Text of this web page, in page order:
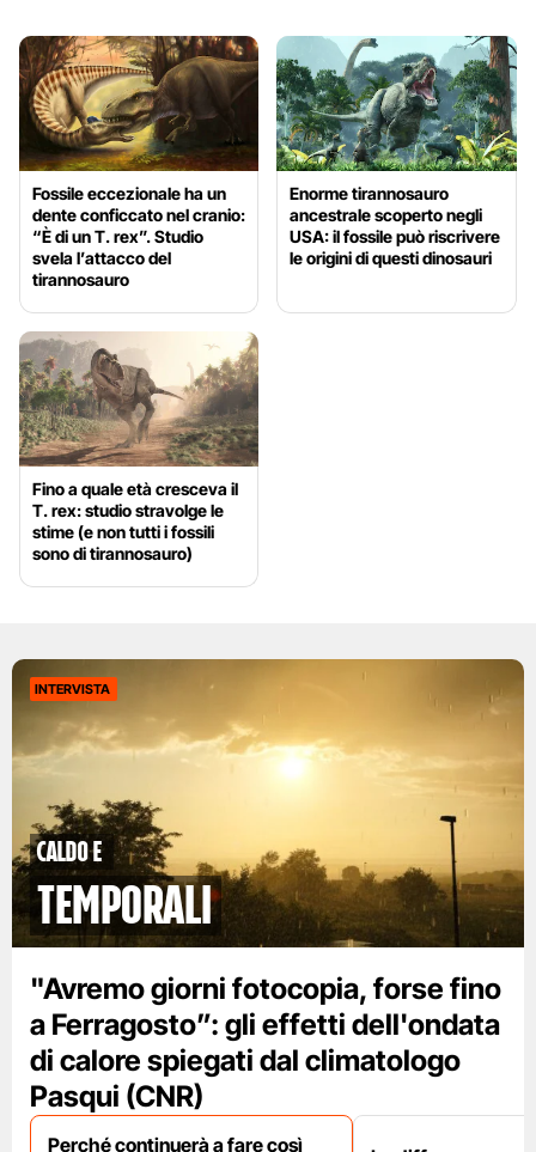
Fossile eccezionale ha un
dente conficcato nel cranio:
“È di un T. rex”. Studio
svela l’attacco del
tirannosauro
Enorme tirannosauro
ancestrale scoperto negli
USA: il fossile può riscrivere
le origini di questi dinosauri
Fino a quale età cresceva il
T. rex: studio stravolge le
stime (e non tutti i fossili
sono di tirannosauro)
INTERVISTA
caldo e
temporali
"Avremo giorni fotocopia, forse fino
a Ferragosto”: gli effetti dell'ondata
di calore spiegati dal climatologo
Pasqui (CNR)
Perché continuerà a fare così